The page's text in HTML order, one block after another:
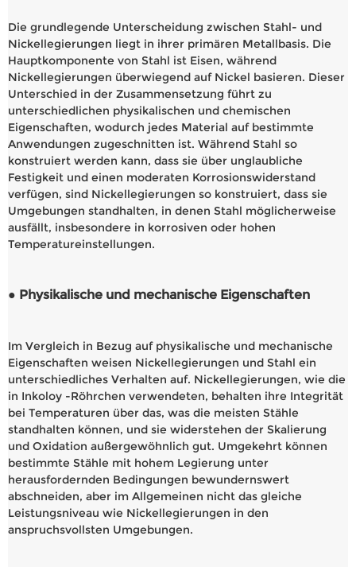
Die grundlegende Unterscheidung zwischen Stahl- und
Nickellegierungen liegt in ihrer primären Metallbasis. Die
Hauptkomponente von Stahl ist Eisen, während
Nickellegierungen überwiegend auf Nickel basieren. Dieser
Unterschied in der Zusammensetzung führt zu
unterschiedlichen physikalischen und chemischen
Eigenschaften, wodurch jedes Material auf bestimmte
Anwendungen zugeschnitten ist. Während Stahl so
konstruiert werden kann, dass sie über unglaubliche
Festigkeit und einen moderaten Korrosionswiderstand
verfügen, sind Nickellegierungen so konstruiert, dass sie
Umgebungen standhalten, in denen Stahl möglicherweise
ausfällt, insbesondere in korrosiven oder hohen
Temperatureinstellungen.
● Physikalische und mechanische Eigenschaften
Im Vergleich in Bezug auf physikalische und mechanische
Eigenschaften weisen Nickellegierungen und Stahl ein
unterschiedliches Verhalten auf. Nickellegierungen, wie die
in Inkoloy -Röhrchen verwendeten, behalten ihre Integrität
bei Temperaturen über das, was die meisten Stähle
standhalten können, und sie widerstehen der Skalierung
und Oxidation außergewöhnlich gut. Umgekehrt können
bestimmte Stähle mit hohem Legierung unter
herausfordernden Bedingungen bewundernswert
abschneiden, aber im Allgemeinen nicht das gleiche
Leistungsniveau wie Nickellegierungen in den
anspruchsvollsten Umgebungen.